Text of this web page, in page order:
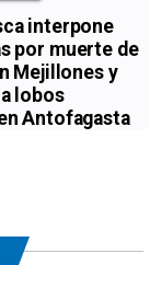
interpone
por muerte de
Mejillones y
lobos
Antofagasta